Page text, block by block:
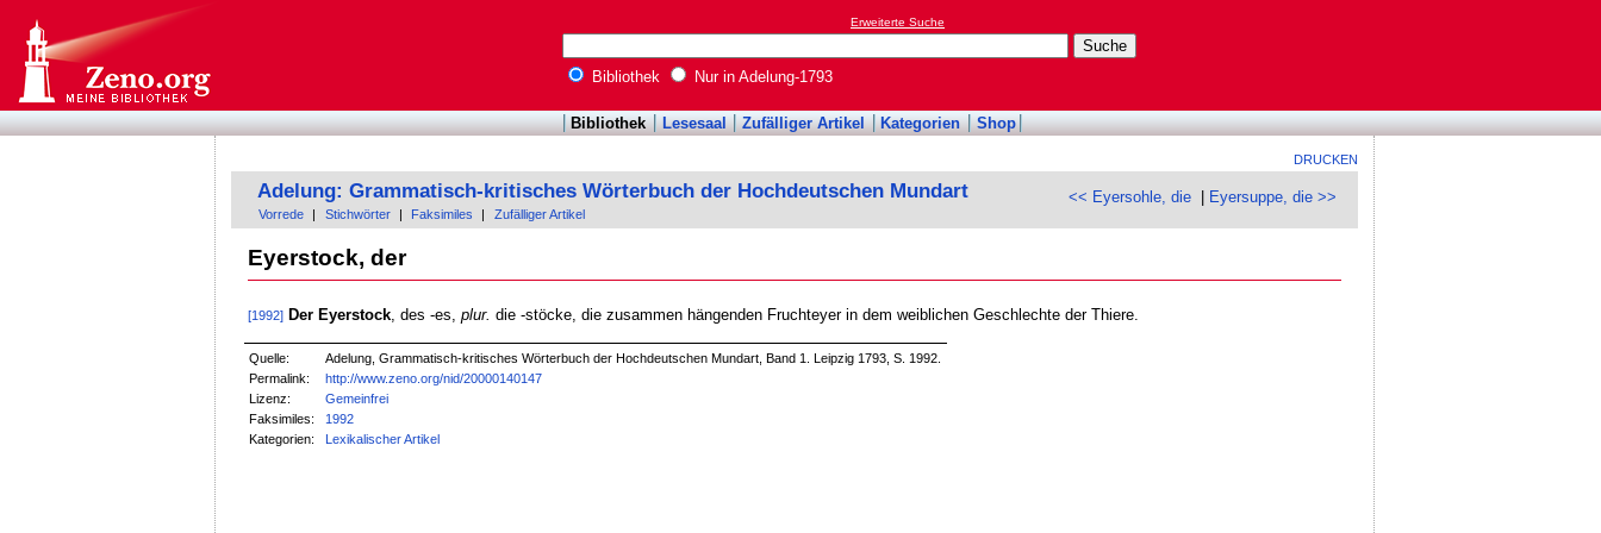
Erweiterte Suche
Bibliothek Nur in Adelung-1793
Bibliothek Lesesaal Zufälliger Artikel Kategorien Shop
DRUCKEN
<< Eyersohle, die Eyersuppe, die >>
Adelung: Grammatisch-kritisches Wörterbuch der Hochdeutschen Mundart
Vorrede Stichwörter Faksimiles Zufälliger Artikel
Eyerstock, der
[1992] Der Eyerstock, des -es, plur. die -stöcke, die zusammen hängenden Fruchteyer in dem weiblichen Geschlechte der Thiere.
Quelle:
Adelung, Grammatisch-kritisches Wörterbuch der Hochdeutschen Mundart, Band 1. Leipzig 1793, S. 1992.
Permalink:
http://www.zeno.org/nid/20000140147
Lizenz:
Gemeinfrei
Faksimiles:
1992
Kategorien:
Lexikalischer Artikel